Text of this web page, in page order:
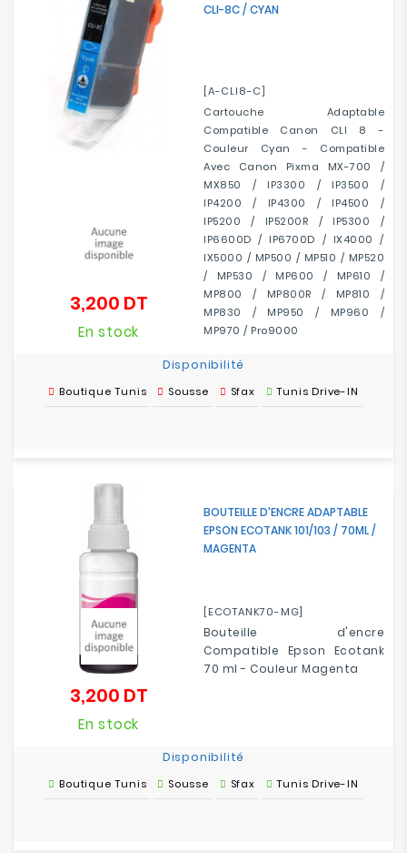
CLI-8C / CYAN
[A-CLI8-C]
Cartouche Adaptable
Compatible Canon CLI 8 -
Couleur Cyan - Compatible
Avec Canon Pixma MX-700 /
MX850 / IP3300 / IP3500 /
IP4200 / IP4300 / IP4500 /
IP5200 / IP5200R / IP5300 /
IP6600D / IP6700D / IX4000 /
IX5000 / MP500 / MP510 / MP520
/ MP530 / MP600 / MP610 /
MP800 / MP800R / MP810 /
MP830 / MP950 / MP960 /
MP970 / Pro9000
3,200 DTPrix
En stock
Disponibilité
Boutique Tunis Sousse Sfax Tunis Drive-IN
BOUTEILLE D'ENCRE ADAPTABLE
EPSON ECOTANK 101/103 / 70ML /
MAGENTA
[ECOTANK70-MG]
Bouteille d'encre
Compatible Epson Ecotank
70 ml - Couleur Magenta
3,200 DTPrix
En stock
Disponibilité
Boutique Tunis Sousse Sfax Tunis Drive-IN